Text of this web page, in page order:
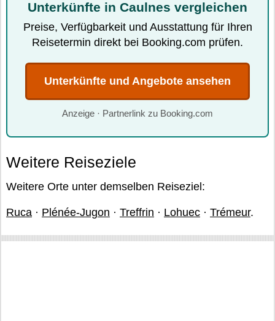
Unterkünfte in Caulnes vergleichen
Preise, Verfügbarkeit und Ausstattung für Ihren
Reisetermin direkt bei Booking.com prüfen.
Unterkünfte und Angebote ansehen
Anzeige · Partnerlink zu Booking.com
Weitere Reiseziele
Weitere Orte unter demselben Reiseziel:
Ruca · Plénée-Jugon · Treffrin · Lohuec · Trémeur.